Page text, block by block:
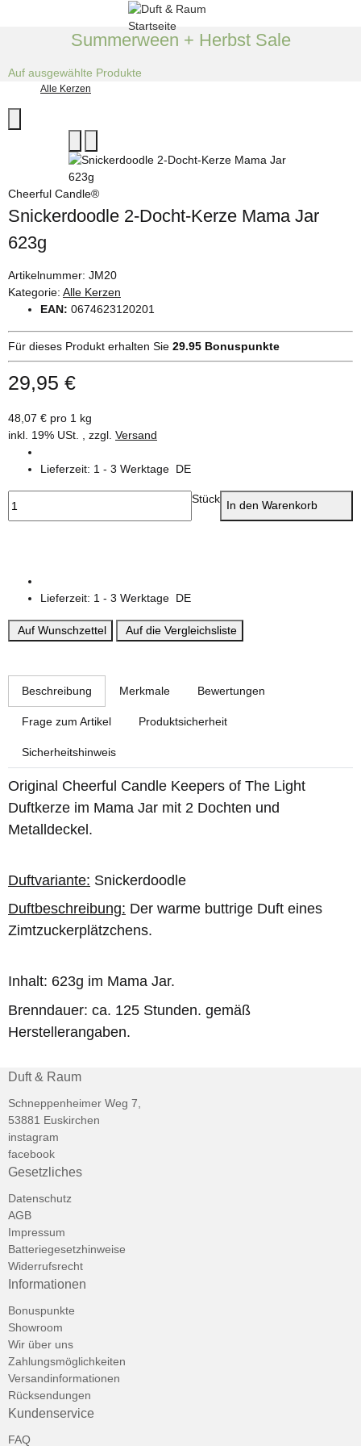
Summerween + Herbst Sale
Auf ausgewählte Produkte
Alle Kerzen
Cheerful Candle®
Snickerdoodle 2-Docht-Kerze Mama Jar
623g
Artikelnummer: JM20
Kategorie: Alle Kerzen
EAN: 0674623120201
Für dieses Produkt erhalten Sie 29.95 Bonuspunkte
29,95 €
48,07 € pro 1 kg
inkl. 19% USt. , zzgl. Versand
Lieferzeit: 1 - 3 Werktage DE
Stück In den Warenkorb
Lieferzeit: 1 - 3 Werktage DE
Auf Wunschzettel Auf die Vergleichsliste
Beschreibung Merkmale Bewertungen
Frage zum Artikel Produktsicherheit
Sicherheitshinweis
Original Cheerful Candle Keepers of The Light
Duftkerze im Mama Jar mit 2 Dochten und
Metalldeckel.
Duftvariante: Snickerdoodle
Duftbeschreibung: Der warme buttrige Duft eines
Zimtzuckerplätzchens.
Inhalt: 623g im Mama Jar.
Brenndauer: ca. 125 Stunden. gemäß
Herstellerangaben.
Duft & Raum
Schneppenheimer Weg 7,
53881 Euskirchen
instagram
facebook
Gesetzliches
Datenschutz
AGB
Impressum
Batteriegesetzhinweise
Widerrufsrecht
Informationen
Bonuspunkte
Showroom
Wir über uns
Zahlungsmöglichkeiten
Versandinformationen
Rücksendungen
Kundenservice
FAQ